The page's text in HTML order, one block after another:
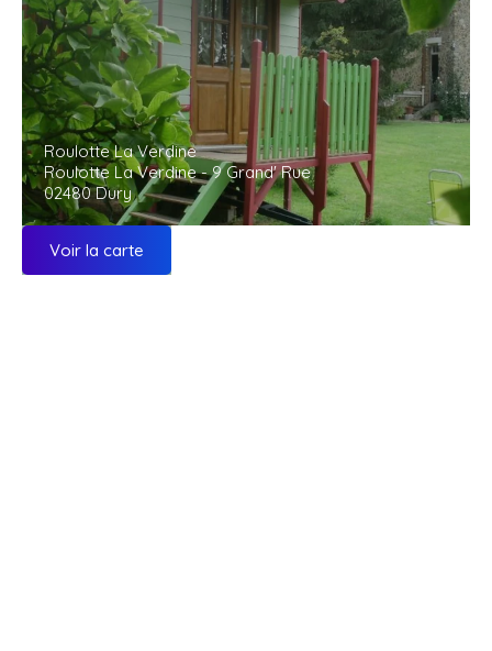
Roulotte La Verdine
Roulotte La Verdine - 9 Grand' Rue
02480 Dury
Voir la carte